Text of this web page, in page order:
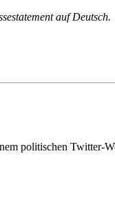
auf Deutsch.
politischen Twitter-